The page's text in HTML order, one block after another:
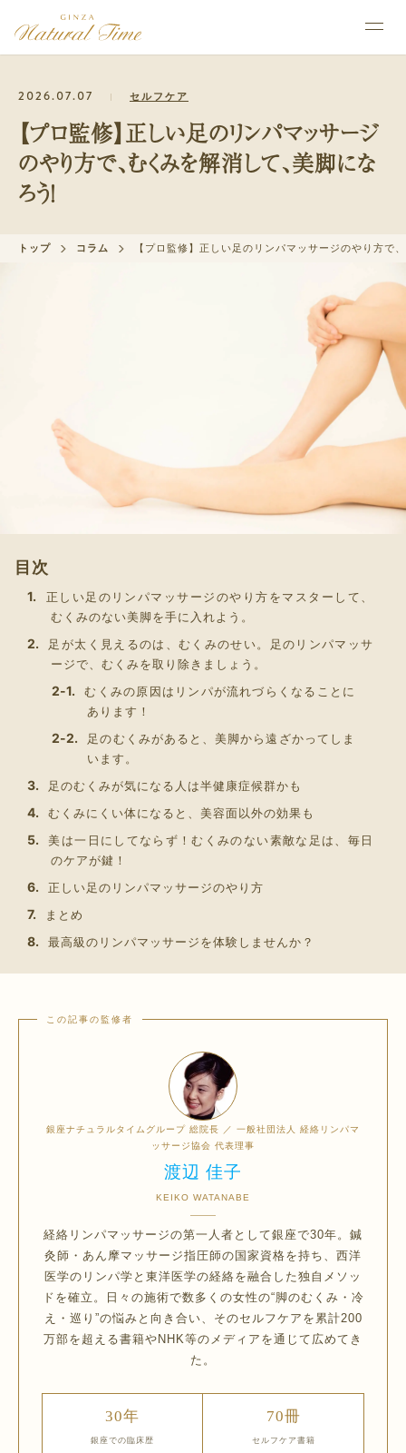
2026.07.07 セルフケア
【プロ監修】正しい足のリンパマッサージ
のやり方で、むくみを解消して、美脚にな
ろう！
トップ コラム 【プロ監修】正しい足のリンパマッサージのやり方で
目次
正しい足のリンパマッサージのやり方をマスターして、
むくみのない美脚を手に入れよう。
足が太く見えるのは、むくみのせい。足のリンパマッサ
ージで、むくみを取り除きましょう。
むくみの原因はリンパが流れづらくなることに
あります！
足のむくみがあると、美脚から遠ざかってしま
います。
足のむくみが気になる人は半健康症候群かも
むくみにくい体になると、美容面以外の効果も
美は一日にしてならず！むくみのない素敵な足は、毎日
のケアが鍵！
正しい足のリンパマッサージのやり方
まとめ
最高級のリンパマッサージを体験しませんか？
銀座ナチュラルタイムグループ 総院長 ／ 一般社団法人 経絡リンパマ
ッサージ協会 代表理事
渡辺 佳子
KEIKO WATANABE
経絡リンパマッサージの第一人者として銀座で30年。鍼
灸師・あん摩マッサージ指圧師の国家資格を持ち、西洋
医学のリンパ学と東洋医学の経絡を融合した独自メソッ
ドを確立。日々の施術で数多くの女性の“脚のむくみ・冷
え・巡り”の悩みと向き合い、そのセルフケアを累計200
万部を超える書籍やNHK等のメディアを通じて広めてき
た。
30年
銀座での臨床歴
70冊
セルフケア書籍